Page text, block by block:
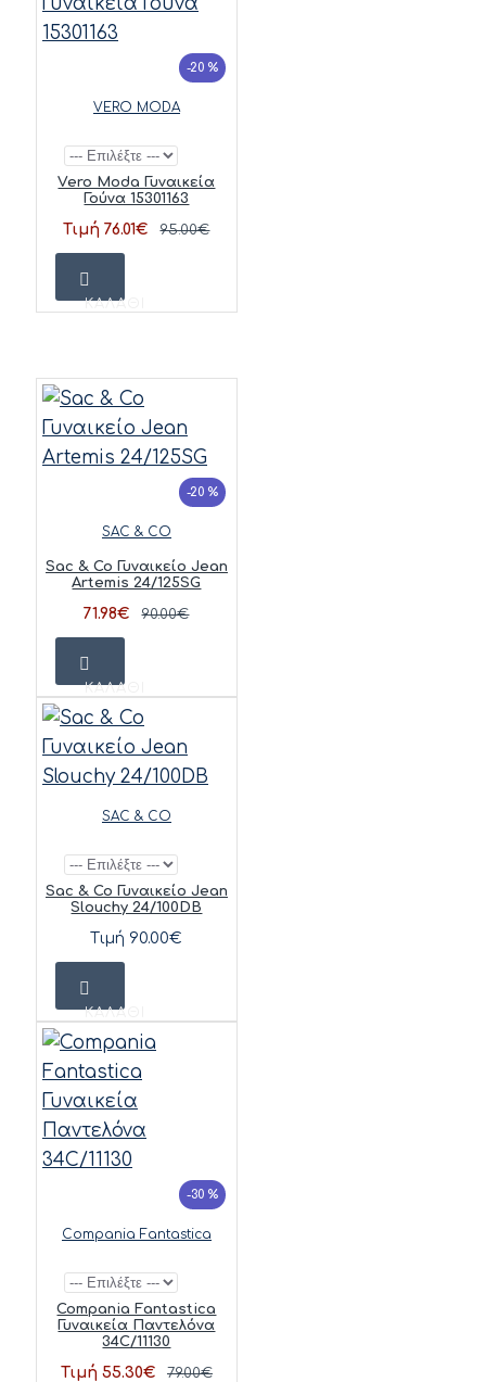
-20 %
VERO MODA
Vero Moda Γυναικεία
Γούνα 15301163
Τιμή 76.01€ 95.00€
ΚΑΛΆΘΙ
-20 %
SAC & CO
Sac & Co Γυναικείο Jean
Artemis 24/125SG
71.98€ 90.00€
ΚΑΛΆΘΙ
SAC & CO
Sac & Co Γυναικείο Jean
Slouchy 24/100DB
Τιμή 90.00€
ΚΑΛΆΘΙ
-30 %
Compania Fantastica
Compania Fantastica
Γυναικεία Παντελόνα
34C/11130
Τιμή 55.30€ 79.00€